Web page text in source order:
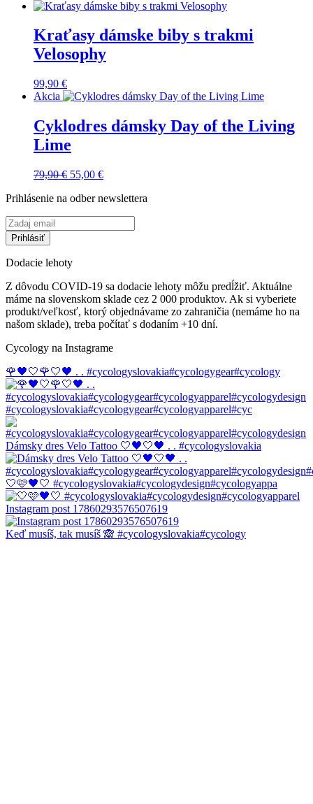
Kraťasy dámske biby s trakmi
Velosophy
99,90 €
Akcia
Cyklodres dámsky Day of the Living
Lime
79,90€ Pôvodná
bola:
55,00 €Aktuálna
je:
Prihlásenie na odber newslettera
Dodacie lehoty
Z dôvodu COVID-19 sa dodacie lehoty môžu predĺžiť. Aktuálne
máme na slovenskom sklade cez 2 000 produktov. Ak si vyberiete
produkt/veľkosť, ktorý objednávame zo zahraničia (nemáme ho na
našom sklade), treba počítať s dodaním +10 dní.
Cycology na Instagrame
🌹🖤🤍🌹🤍🖤 . . #cycologyslovakia#cycologygear#cycology
#cycologyslovakia#cycologygear#cycologyapparel#cyc
Dámsky dres Velo Tattoo 🤍🖤🤍🖤 . . #cycologyslovakia
🤍🩷🖤🤍 #cycologyslovakia#cycologydesign#cycologyappa
Instagram post 17860293576507619
Keď musíš, tak musíš 🙈 #cycologyslovakia#cycology